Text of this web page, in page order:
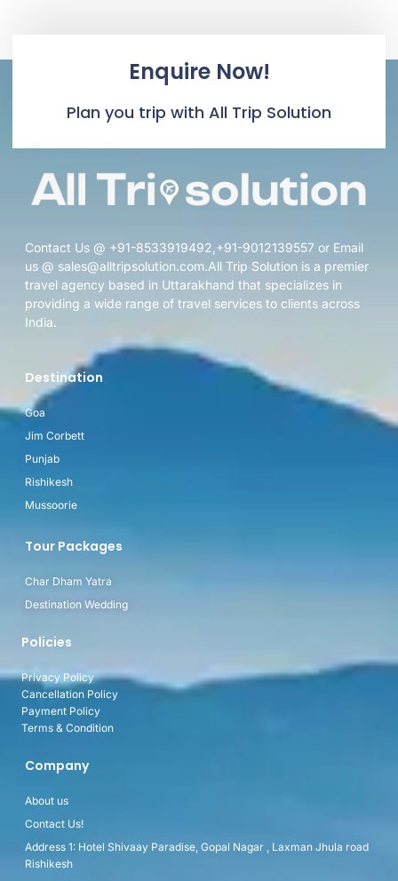
Enquire Now!
Plan you trip with All Trip Solution
Contact Us @ +91-8533919492,+91-9012139557 or Email
us @ sales@alltripsolution.com.All Trip Solution is a premier
travel agency based in Uttarakhand that specializes in
providing a wide range of travel services to clients across
India.
Destination
Goa
Jim Corbett
Punjab
Rishikesh
Mussoorie
Tour Packages
Char Dham Yatra
Destination Wedding
Policies
Privacy Policy
Cancellation Policy
Payment Policy
Terms & Condition
Company
About us
Contact Us!
Address 1: Hotel Shivaay Paradise, Gopal Nagar , Laxman Jhula road
Rishikesh